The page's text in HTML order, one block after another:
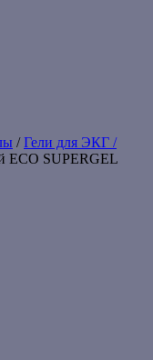
/Гели для ЭКГ /
ECO SUPERGEL